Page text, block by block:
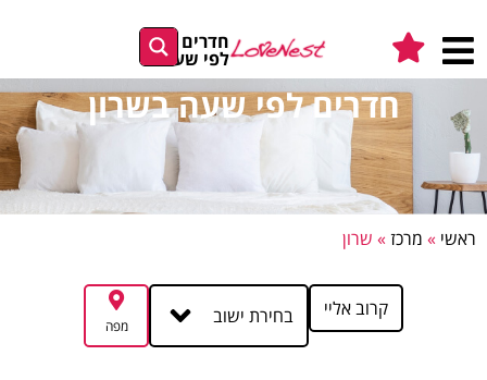
חדרים
לפי שעה
חדרים לפי שעה בשרון
ראשי » מרכז » שרון
קרוב אליי בחירת ישוב מפה